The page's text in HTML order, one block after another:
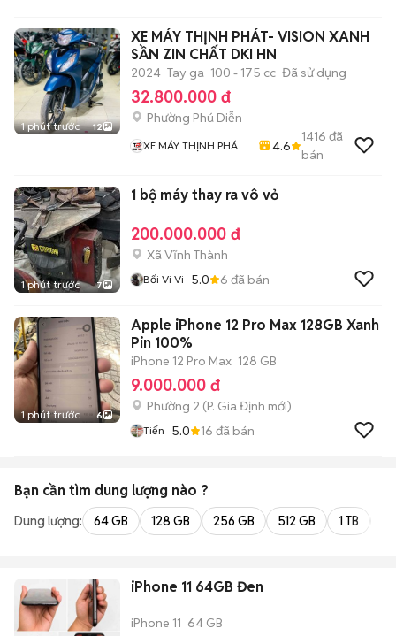
1 phút trước 12
XE MÁY THỊNH PHÁT- VISION XANH
SẦN ZIN CHẤT DKI HN
2024 Tay ga 100 - 175 cc Đã sử dụng
32.800.000 đ
Phường Phú Diễn
XE MÁY THỊNH PHÁT
4.6
1416 đã
bán
1 phút trước 7
1 bộ máy thay ra vô vỏ
200.000.000 đ
Xã Vĩnh Thành
Bối Vi Vi 5.0 6 đã bán
1 phút trước 6
Apple iPhone 12 Pro Max 128GB Xanh
Pin 100%
iPhone 12 Pro Max 128 GB
9.000.000 đ
Phường 2 (P. Gia Định mới)
Tiến 5.0 16 đã bán
Bạn cần tìm dung lượng nào ?
Dung lượng: 64 GB 128 GB 256 GB 512 GB 1 TB
iPhone 11 64GB Đen
iPhone 11 64 GB